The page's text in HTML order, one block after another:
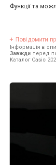
Функції та
Повідомити
Інформація в
Завжди перед
Каталог Casio